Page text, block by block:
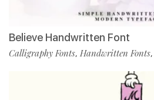
Believe Handwritten Font
Calligraphy Fonts, Handwritten Fonts,